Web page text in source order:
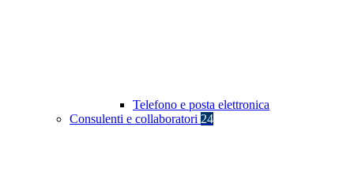
Telefono e posta elettronica
Consulenti e collaboratori 24